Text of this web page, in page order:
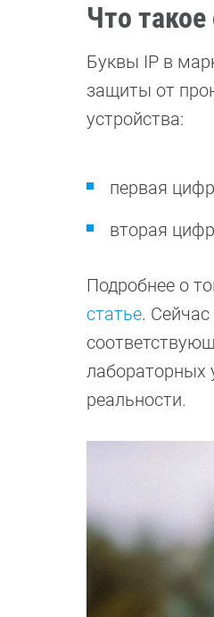
Что
Буквы IP в
защиты от
устройства:
первая
вторая
Подробнее о
статье.
лабораторных
реальности.